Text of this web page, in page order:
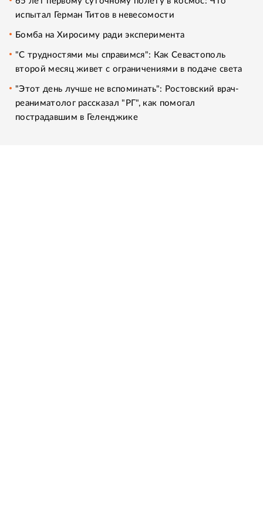
испытал Герман Титов в невесомости
Бомба на Хиросиму ради эксперимента
"С трудностями мы справимся": Как Севастополь
второй месяц живет с ограничениями в подаче света
"Этот день лучше не вспоминать": Ростовский врач-
реаниматолог рассказал "РГ", как помогал
пострадавшим в Геленджике